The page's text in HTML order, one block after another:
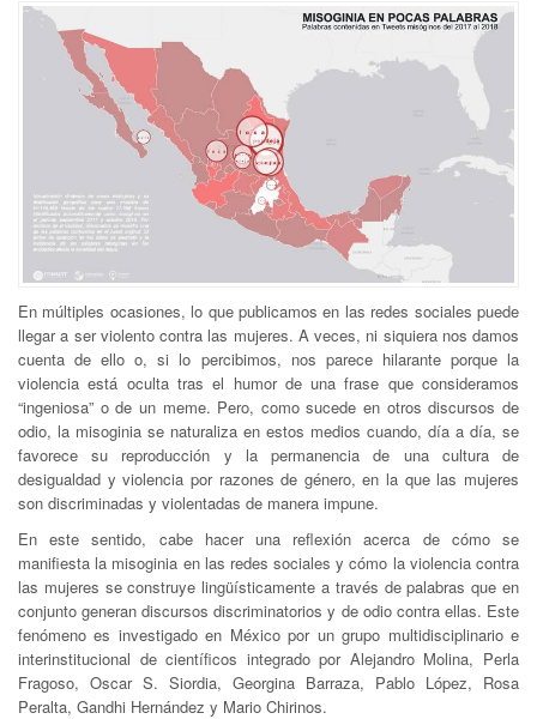
En múltiples ocasiones, lo que publicamos en las redes sociales puede
llegar a ser violento contra las mujeres. A veces, ni siquiera nos damos
cuenta de ello o, si lo percibimos, nos parece hilarante porque la
violencia está oculta tras el humor de una frase que consideramos
“ingeniosa” o de un meme. Pero, como sucede en otros discursos de
odio, la misoginia se naturaliza en estos medios cuando, día a día, se
favorece su reproducción y la permanencia de una cultura de
desigualdad y violencia por razones de género, en la que las mujeres
son discriminadas y violentadas de manera impune.
En este sentido, cabe hacer una reflexión acerca de cómo se
manifiesta la misoginia en las redes sociales y cómo la violencia contra
las mujeres se construye lingüísticamente a través de palabras que en
conjunto generan discursos discriminatorios y de odio contra ellas. Este
fenómeno es investigado en México por un grupo multidisciplinario e
interinstitucional de científicos integrado por Alejandro Molina, Perla
Fragoso, Oscar S. Siordia, Georgina Barraza, Pablo López, Rosa
Peralta, Gandhi Hernández y Mario Chirinos.